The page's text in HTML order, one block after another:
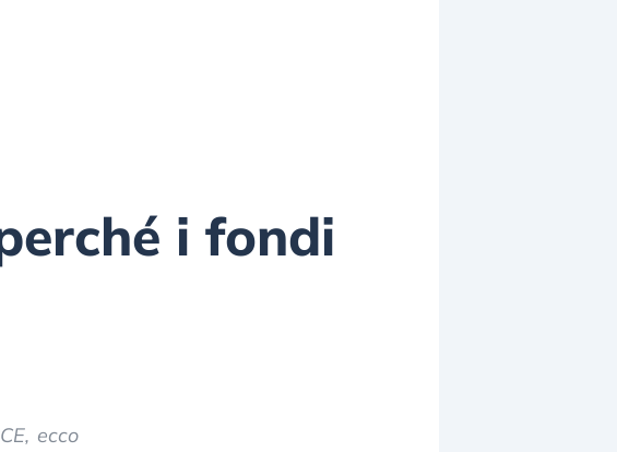
i fondi
ecco